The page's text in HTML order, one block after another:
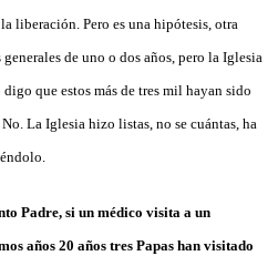
liberación. Pero es una hipótesis, otra
de uno o dos años, pero la Iglesia
que estos más de tres mil hayan sido
La Iglesia hizo listas, no se cuántas, ha
Padre, si un médico visita a un
años 20 años tres Papas han visitado